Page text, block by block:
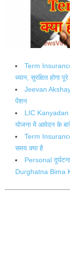
Term
ध्यान, सुरक्षित होगा
Jeevan Akshay
पेंशन
LIC Kanyadan
योजना में आवेदन के
Term
समय क्या है
Personal
Durghatna Bima